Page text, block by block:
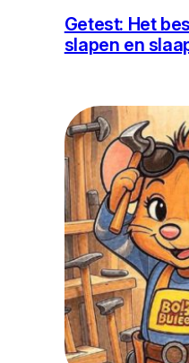
Getest: Het
slapen en